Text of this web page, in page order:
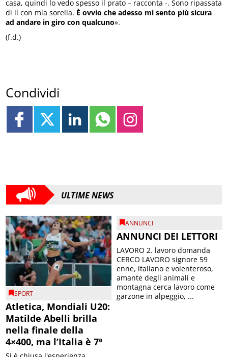
casa, quindi lo vedo spesso il prato – racconta -. Sono ripassata
di lì con mia sorella. È ovvio che adesso mi sento più sicura
ad andare in giro con qualcuno».
(f.d.)
Condividi
ULTIME NEWS
SPORT
Atletica, Mondiali U20:
Matilde Abelli brilla
nella finale della
4×400, ma l’Italia è 7ª
ANNUNCI
ANNUNCI DEI LETTORI
LAVORO 2. lavoro domanda
CERCO LAVORO signore 59
enne, italiano e volenteroso,
amante degli animali e
montagna cerca lavoro come
garzone in alpeggio, ...